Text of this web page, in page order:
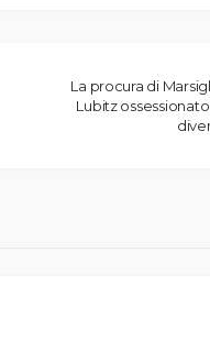
La procura di
Lubitz